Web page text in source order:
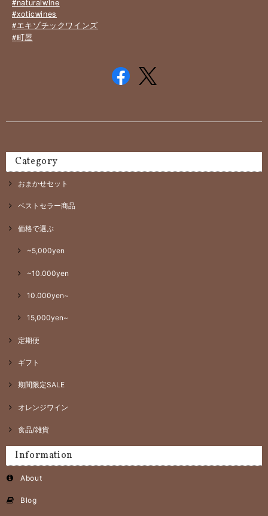
#xoticwines
#エキゾチックワインズ
#町屋
Category
おまかせセット
ベストセラー商品
価格で選ぶ
~5,000yen
~10.000yen
10.000yen~
15,000yen~
定期便
ギフト
期間限定SALE
オレンジワイン
食品/雑貨
Information
About
Blog